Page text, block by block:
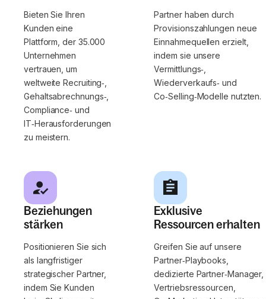
Bieten Sie Ihren
Kunden eine
Plattform, der 35.000
Unternehmen
vertrauen, um
weltweite Recruiting‑,
Gehaltsabrechnungs‑,
Compliance‑ und
IT‑Herausforderungen
zu meistern.
Partner haben durch
Provisionszahlungen neue
Einnahmequellen erzielt,
indem sie unsere
Vermittlungs‑,
Wiederverkaufs‑ und
Co‑Selling‑Modelle nutzten.
Beziehungen
stärken
Positionieren Sie sich
als langfristiger
strategischer Partner,
indem Sie Kunden
Exklusive
Ressourcen erhalten
Greifen Sie auf unsere
Partner‑Playbooks,
dedizierte Partner‑Manager,
Vertriebsressourcen,